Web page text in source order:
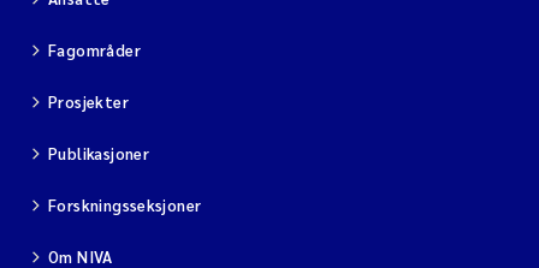
Fagområder
Prosjekter
Publikasjoner
Forskningsseksjoner
Om NIVA